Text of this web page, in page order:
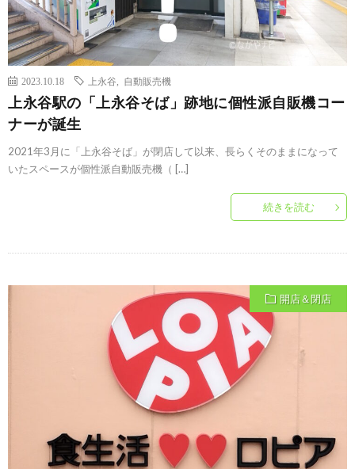
2023.10.18 上永谷 自動販売機
上永谷駅の「上永谷そば」跡地に個性派自販機コー
ナーが誕生
2021年3月に「上永谷そば」が閉店して以来、長らくそのままになって
いたスペースが個性派自動販売機（ […]
続きを読む
開店＆閉店